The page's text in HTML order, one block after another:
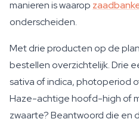
manieren is waarop
onderscheiden.
Met drie producten op de
bestellen overzichtelijk. Drie
sativa of indica, photoperiod
Haze-achtige hoofd-high of
zwaarte? Beantwoord die en